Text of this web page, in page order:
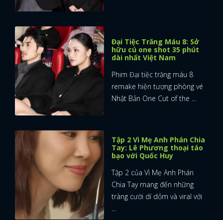
Đại Tiệc Trăng Máu 8: Sở
hữu cú one shot 35 phút
dài nhất Việt Nam
Phim Đại tiệc trăng máu 8
remake hiện tượng phòng vé
Nhật Bản One Cut of the ...
Tập 2 Vì Mẹ Anh Phán Chia
Tay: Lê Phương thoại táo
bạo với Quốc Huy
Tập 2 của Vì Mẹ Anh Phán
Chia Tay mang đến những
tràng cười dí dỏm và viral với
...